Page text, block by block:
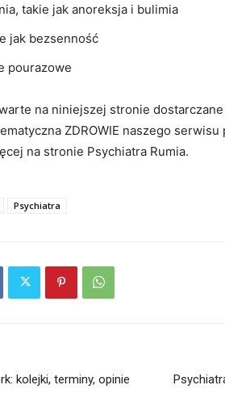
takie jak anoreksja i bulimia
jak bezsenność
pourazowe
na niniejszej stronie
ZDROWIE naszego
na stronie Psychiatra Rumia.
Psychiatra
kolejki, terminy, opinie